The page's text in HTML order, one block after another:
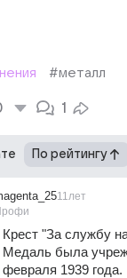
#металл
1
По рейтингу
11лет
Крест "За службу
Медаль была
февраля 1939 года.